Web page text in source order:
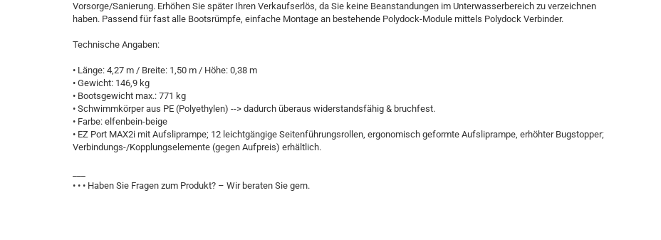
Vorsorge/Sanierung. Erhöhen Sie später Ihren Verkaufserlös, da Sie keine Beanstandungen im Unterwasserbereich zu verzeichnen
haben. Passend für fast alle Bootsrümpfe, einfache Montage an bestehende Polydock-Module mittels Polydock Verbinder.
Technische Angaben:
• Länge: 4,27 m / Breite: 1,50 m / Höhe: 0,38 m
• Gewicht: 146,9 kg
• Bootsgewicht max.: 771 kg
• Schwimmkörper aus PE (Polyethylen) --> dadurch überaus widerstandsfähig & bruchfest.
• Farbe: elfenbein-beige
• EZ Port MAX2i mit Aufsliprampe; 12 leichtgängige Seitenführungsrollen, ergonomisch geformte Aufsliprampe, erhöhter Bugstopper;
Verbindungs-/Kopplungselemente (gegen Aufpreis) erhältlich.
• • • Haben Sie Fragen zum Produkt? – Wir beraten Sie gern.